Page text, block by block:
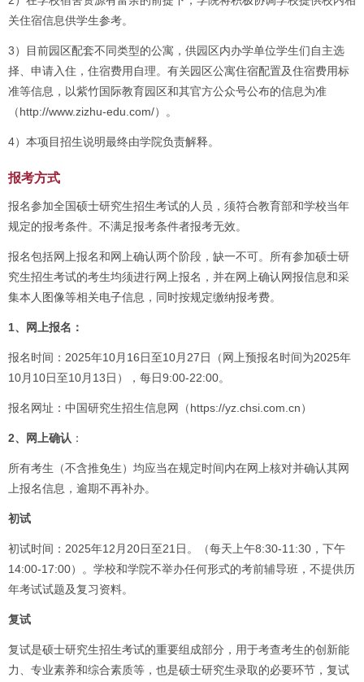
关住宿信息供学生参考。
3）目前园区配套不同类型的公寓，供园区内办学单位学生们自主选
择、申请入住，住宿费用自理。有关园区公寓住宿配置及住宿费用标
准等信息，以紫竹国际教育园区和其官方公众号公布的信息为准
（http://www.zizhu-edu.com/）。
4）本项目招生说明最终由学院负责解释。
报考方式
报名参加全国硕士研究生招生考试的人员，须符合教育部和学校当年
规定的报考条件。不满足报考条件者报考无效。
报名包括网上报名和网上确认两个阶段，缺一不可。所有参加硕士研
究生招生考试的考生均须进行网上报名，并在网上确认网报信息和采
集本人图像等相关电子信息，同时按规定缴纳报考费。
1、网上报名：
报名时间：2025年10月16日至10月27日（网上预报名时间为2025年
10月10日至10月13日），每日9:00-22:00。
报名网址：中国研究生招生信息网（https://yz.chsi.com.cn）
2、网上确认 ：
所有考生（不含推免生）均应当在规定时间内在网上核对并确认其网
上报名信息，逾期不再补办。
初试
初试时间：2025年12月20日至21日。（每天上午8:30-11:30，下午
14:00-17:00）。学校和学院不举办任何形式的考前辅导班，不提供历
年考试试题及复习资料。
复试
复试是硕士研究生招生考试的重要组成部分，用于考查考生的创新能
力、专业素养和综合素质等，也是硕士研究生录取的必要环节，复试